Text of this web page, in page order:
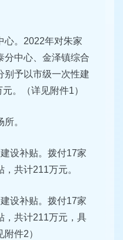
心。2022年对朱家
分中心、金泽镇综合
别予以市级一次性建
。（详见附件1）
。
设补贴。拨付17家
共计211万元。
设补贴。拨付17家
，共计211万元，具
件2）